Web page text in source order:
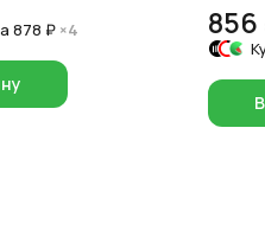
878 ₽ ×4 856